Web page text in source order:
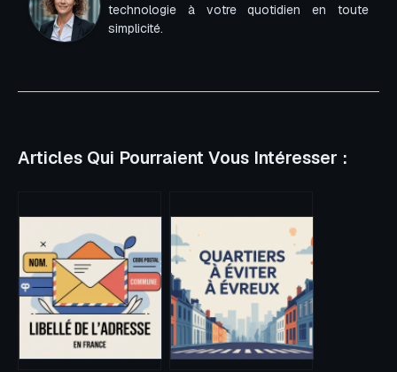
technologie à votre quotidien en toute
simplicité.
Articles Qui Pourraient Vous Intéresser :